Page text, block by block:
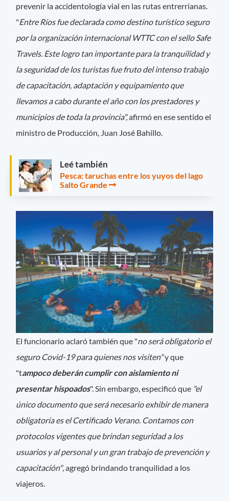
prevenir la accidentología vial en las rutas entrerrianas.
"Entre Ríos fue declarada como destino turístico seguro
por la organización internacional WTTC con el sello Safe
Travels. Este logro tan importante para la tranquilidad y
la seguridad de los turistas fue fruto del intenso trabajo
de capacitación, adaptación y equipamiento que
llevamos a cabo durante el año con los prestadores y
municipios de toda la provincia",afirmó en ese sentido el
ministro de Producción, Juan José Bahillo.
Leé también
Pesca: taruchas entre los yuyos del lago
Salto Grande
El funcionario aclaró también que "no será obligatorio el
seguro Covid-19 para quienes nos visiten"y que
"tampoco deberán cumplir con aislamiento ni
presentar hispoados". Sin embargo, especificó que "el
único documento que será necesario exhibir de manera
obligatoria es el Certificado Verano. Contamos con
protocolos vigentes que brindan seguridad a los
usuarios y al personal y un gran trabajo de prevención y
capacitación", agregó brindando tranquilidad a los
viajeros.